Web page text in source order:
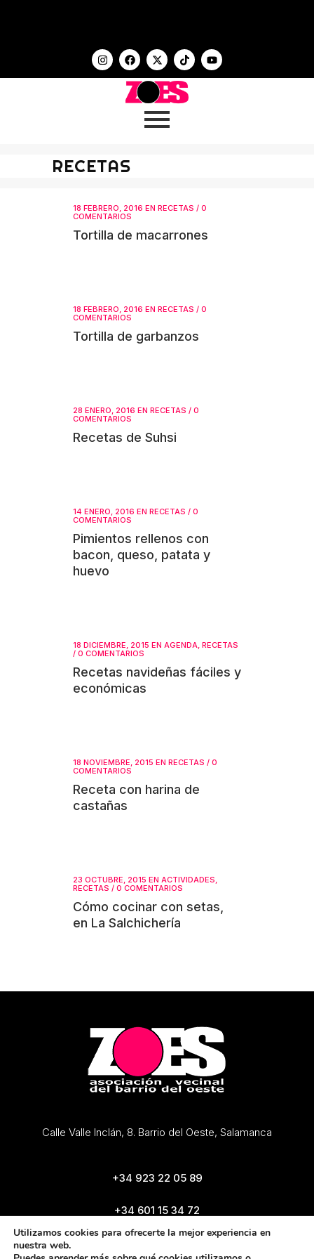
RECETAS
18 FEBRERO, 2016 EN RECETAS / 0
COMENTARIOS
Tortilla de macarrones
18 FEBRERO, 2016 EN RECETAS / 0
COMENTARIOS
Tortilla de garbanzos
28 ENERO, 2016 EN RECETAS / 0
COMENTARIOS
Recetas de Suhsi
14 ENERO, 2016 EN RECETAS / 0
COMENTARIOS
Pimientos rellenos con
bacon, queso, patata y
huevo
18 DICIEMBRE, 2015 EN AGENDA, RECETAS
/ 0 COMENTARIOS
Recetas navideñas fáciles y
económicas
18 NOVIEMBRE, 2015 EN RECETAS / 0
COMENTARIOS
Receta con harina de
castañas
23 OCTUBRE, 2015 EN ACTIVIDADES,
RECETAS / 0 COMENTARIOS
Cómo cocinar con setas,
en La Salchichería
Calle Valle Inclán, 8. Barrio del Oeste, Salamanca
+34 923 22 05 89
+34 601 15 34 72
zoes@zoes.es
Utilizamos cookies para ofrecerte la mejor experiencia en
nuestra web.